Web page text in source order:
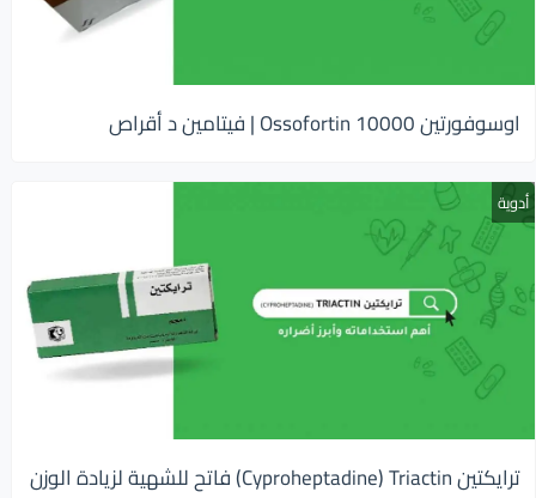
اوسوفورتين 10000 Ossofortin | فيتامين د أقراص
أدوية
ترايكتين Cyproheptadine) Triactin) فاتح للشهية لزيادة الوزن